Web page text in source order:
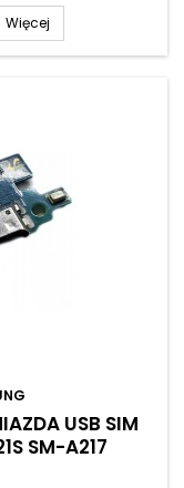
Więcej
USB SIM
SM-A217